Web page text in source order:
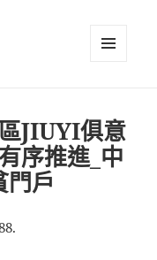
JIUYI俱意
序推進_中
門戶